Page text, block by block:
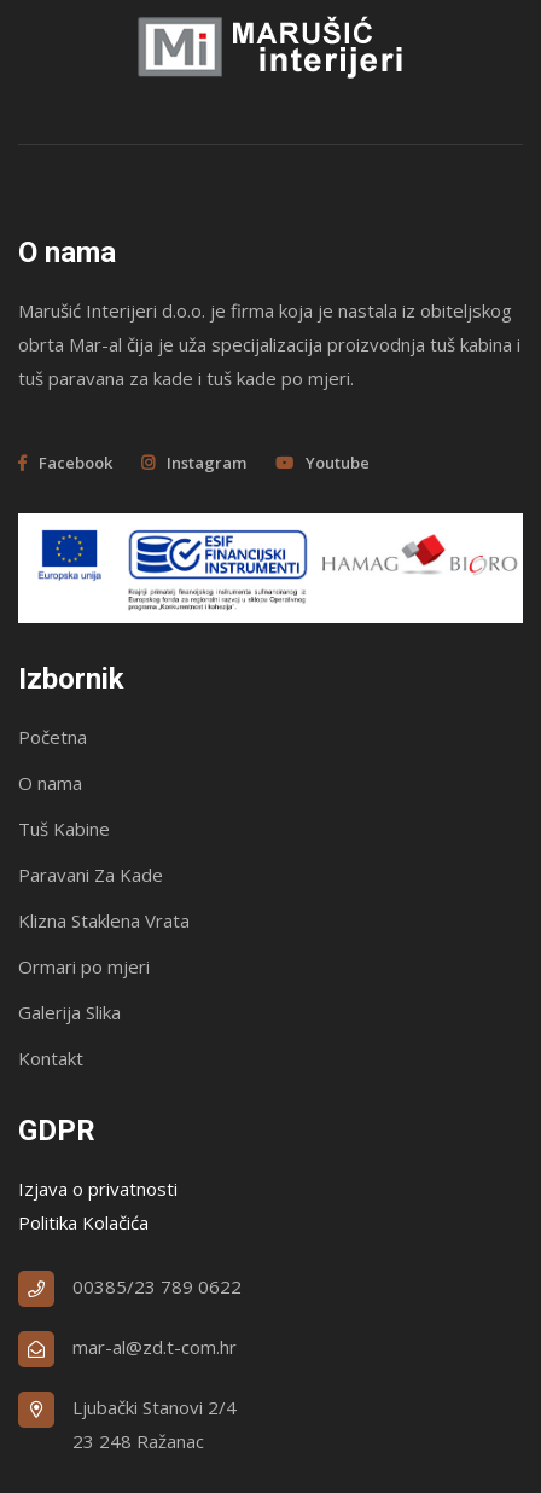
O nama
Marušić Interijeri d.o.o. je firma koja je nastala iz obiteljskog
obrta Mar-al čija je uža specijalizacija proizvodnja tuš kabina i
tuš paravana za kade i tuš kade po mjeri.
Facebook Instagram Youtube
Izbornik
Početna
O nama
Tuš Kabine
Paravani Za Kade
Klizna Staklena Vrata
Ormari po mjeri
Galerija Slika
Kontakt
GDPR
Izjava o privatnosti
Politika Kolačića
00385/23 789 0622
mar-al@zd.t-com.hr
Ljubački Stanovi 2/4
23 248 Ražanac